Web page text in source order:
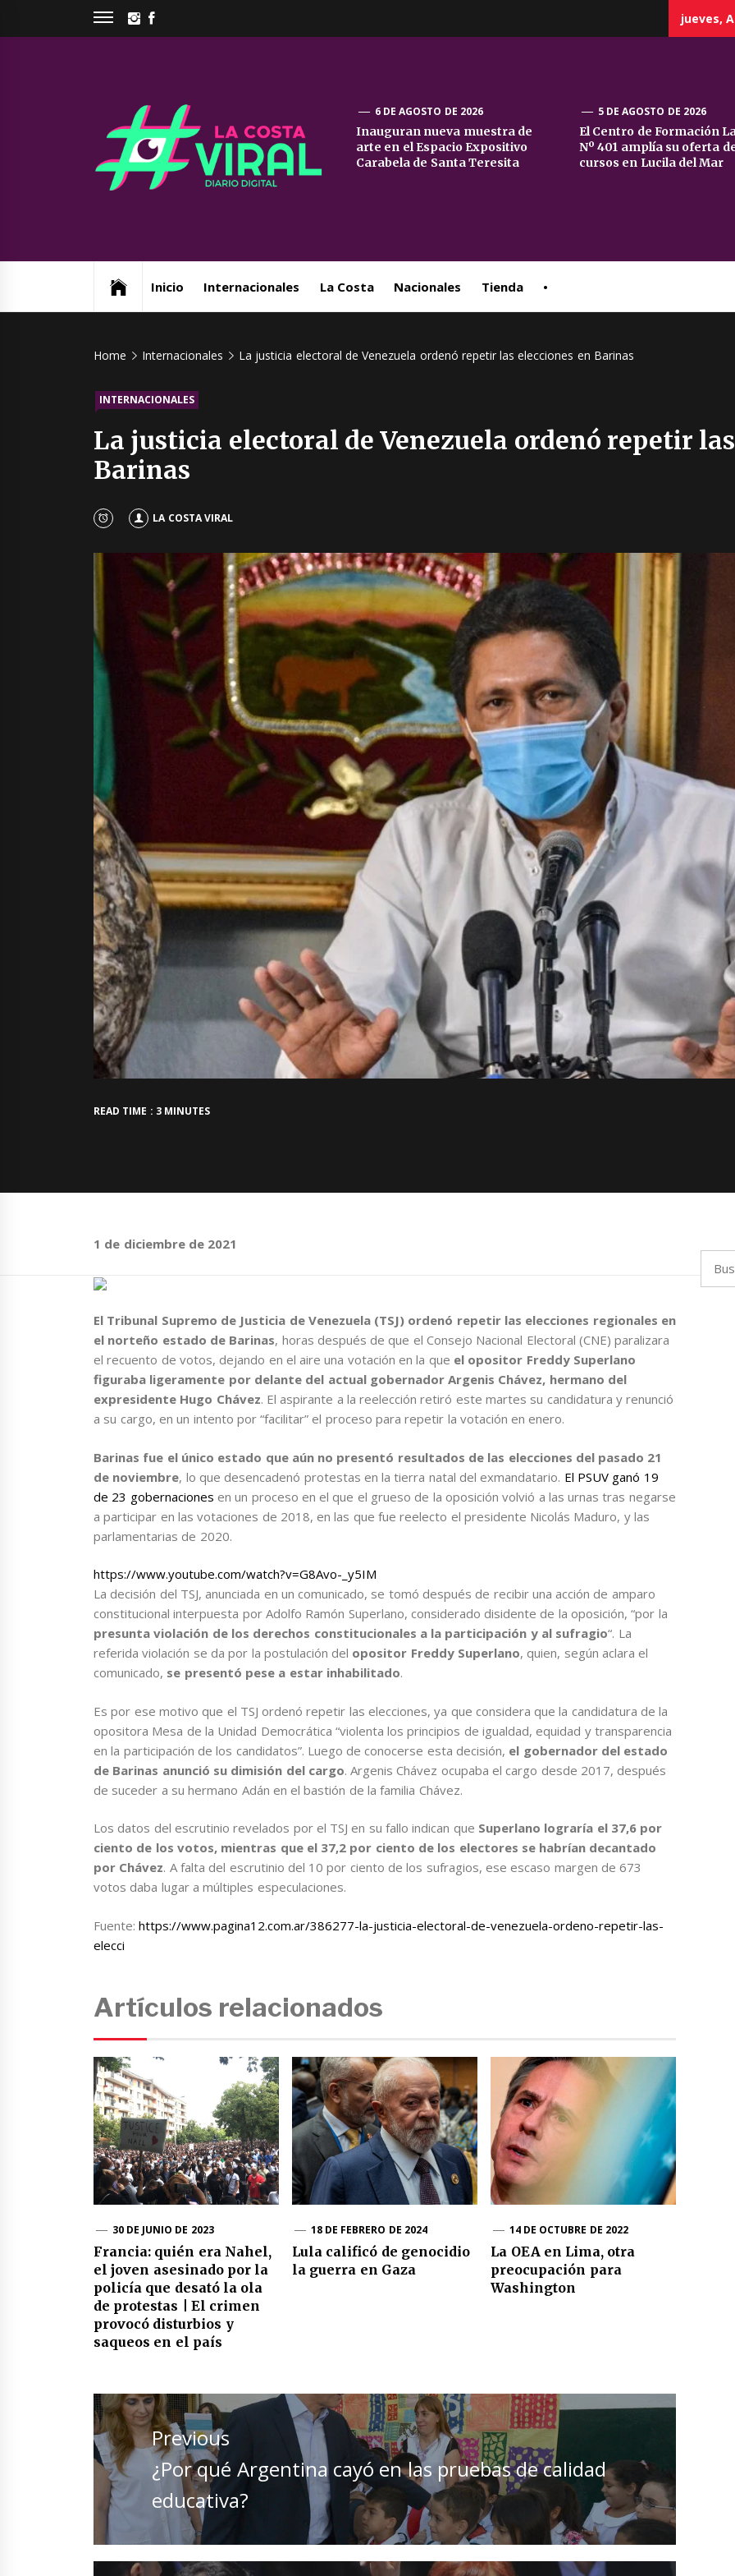
INSTAGRAM
jueves,
La
Costa
6 DE AGOSTO DE 2026
Inauguran nueva muestra de
arte en el Espacio Expositivo
Carabela de Santa Teresita
5 DE AGOSTO DE 2026
El Centro de Formación
Nº 401 amplía su oferta
cursos en Lucila del Mar
Inicio Internacionales La Costa Nacionales Tienda •
Home Internacionales La justicia electoral de Venezuela ordenó repetir las elecciones en Barinas
INTERNACIONALES
La justicia electoral de Venezuela ordenó repetir
Barinas
LA COSTA VIRAL
READ TIME : 3 MINUTES
1 de diciembre de 2021
El Tribunal Supremo de Justicia de Venezuela (TSJ) ordenó repetir las elecciones regionales en
el norteño estado de Barinas, horas después de que el Consejo Nacional Electoral (CNE) paralizara
el recuento de votos, dejando en el aire una votación en la que el opositor Freddy Superlano
figuraba ligeramente por delante del actual gobernador Argenis Chávez, hermano del
expresidente Hugo Chávez. El aspirante a la reelección retiró este martes su candidatura y renunció
a su cargo, en un intento por “facilitar” el proceso para repetir la votación en enero.
Barinas fue el único estado que aún no presentó resultados de las elecciones del pasado 21
de noviembre, lo que desencadenó protestas en la tierra natal del exmandatario. El PSUV ganó 19
de 23 gobernaciones en un proceso en el que el grueso de la oposición volvió a las urnas tras negarse
a participar en las votaciones de 2018, en las que fue reelecto el presidente Nicolás Maduro, y las
parlamentarias de 2020.
https://www.youtube.com/watch?v=G8Avo-_y5IM
La decisión del TSJ, anunciada en un comunicado, se tomó después de recibir una acción de amparo
constitucional interpuesta por Adolfo Ramón Superlano, considerado disidente de la oposición, “por la
presunta violación de los derechos constitucionales a la participación y al sufragio“. La
referida violación se da por la postulación del opositor Freddy Superlano, quien, según aclara el
comunicado, se presentó pese a estar inhabilitado.
Es por ese motivo que el TSJ ordenó repetir las elecciones, ya que considera que la candidatura de la
opositora Mesa de la Unidad Democrática “violenta los principios de igualdad, equidad y transparencia
en la participación de los candidatos”. Luego de conocerse esta decisión, el gobernador del estado
de Barinas anunció su dimisión del cargo. Argenis Chávez ocupaba el cargo desde 2017, después
de suceder a su hermano Adán en el bastión de la familia Chávez.
Los datos del escrutinio revelados por el TSJ en su fallo indican que Superlano lograría el 37,6 por
ciento de los votos, mientras que el 37,2 por ciento de los electores se habrían decantado
por Chávez. A falta del escrutinio del 10 por ciento de los sufragios, ese escaso margen de 673
votos daba lugar a múltiples especulaciones.
Fuente:https://www.pagina12.com.ar/386277-la-justicia-electoral-de-venezuela-ordeno-repetir-las-
elecci
Artículos relacionados
30 DE JUNIO DE 2023
Francia: quién era Nahel,
el joven asesinado por la
policía que desató la ola
de protestas | El crimen
provocó disturbios y
saqueos en el país
18 DE FEBRERO DE 2024
Lula calificó de genocidio
la guerra en Gaza
14 DE OCTUBRE DE 2022
La OEA en Lima, otra
preocupación para
Washington
Navegación
de
entradas
Previous
Previous
post:
¿Por qué Argentina cayó en las pruebas de calidad
educativa?